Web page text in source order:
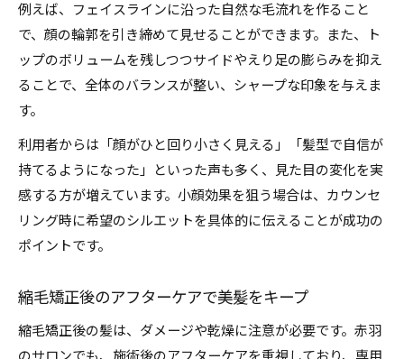
例えば、フェイスラインに沿った自然な毛流れを作ること
で、顔の輪郭を引き締めて見せることができます。また、ト
ップのボリュームを残しつつサイドやえり足の膨らみを抑え
ることで、全体のバランスが整い、シャープな印象を与えま
す。
利用者からは「顔がひと回り小さく見える」「髪型で自信が
持てるようになった」といった声も多く、見た目の変化を実
感する方が増えています。小顔効果を狙う場合は、カウンセ
リング時に希望のシルエットを具体的に伝えることが成功の
ポイントです。
縮毛矯正後のアフターケアで美髪をキープ
縮毛矯正後の髪は、ダメージや乾燥に注意が必要です。赤羽